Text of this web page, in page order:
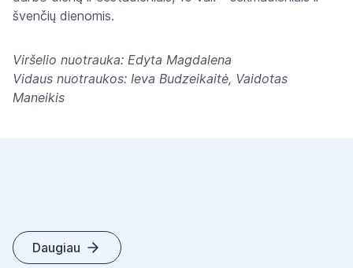
švenčių dienomis.
Viršelio nuotrauka: Edyta Magdalena
Vidaus nuotraukos: Ieva Budzeikaitė, Vaidotas
Maneikis
Daugiau